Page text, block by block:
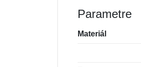
Parametre
Materiál